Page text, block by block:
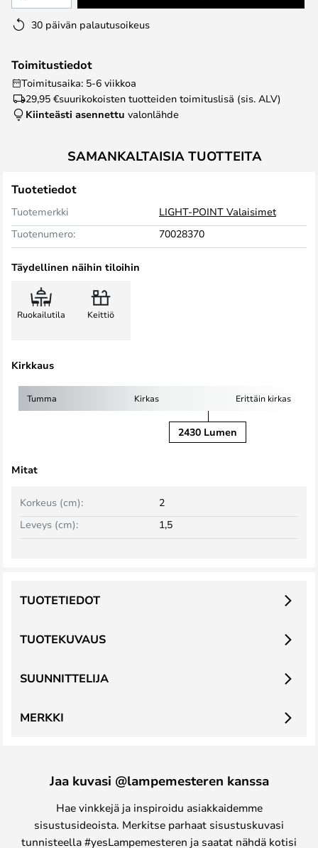
30 päivän palautusoikeus
Toimitustiedot
Toimitusaika: 5-6 viikkoa
29,95 €suurikokoisten tuotteiden toimituslisä (sis. ALV)
Kiinteästi asennettu valonlähde
SAMANKALTAISIA TUOTTEITA
Tuotetiedot
Tuotemerkki
LIGHT-POINT Valaisimet
Tuotenumero:
70028370
Täydellinen näihin tiloihin
Ruokailutila Keittiö
Kirkkaus
Tumma Kirkas Erittäin kirkas
2430 Lumen
Mitat
Leveys (cm): 1,5
Korkeus (cm): 2
TUOTEKUVAUS
TUOTETIEDOT
SUUNNITTELIJA
MERKKI
Jaa kuvasi @lampemesteren kanssa
Hae vinkkejä ja inspiroidu asiakkaidemme
sisustusideoista. Merkitse parhaat sisustuskuvasi
tunnisteella #yesLampemesteren ja saatat nähdä kotisi